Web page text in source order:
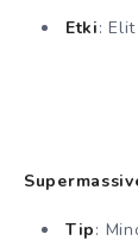
Etki:
Tip: